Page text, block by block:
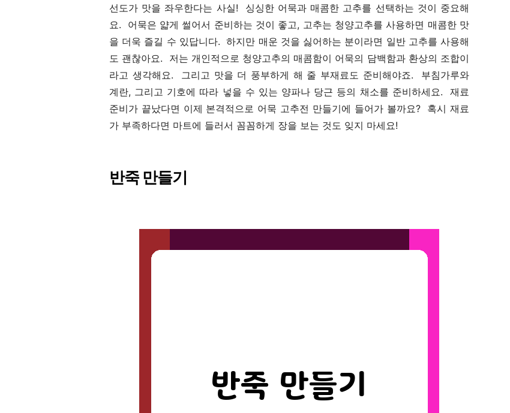
선도가 맛을 좌우한다는 사실! 싱싱한 어묵과 매콤한 고추를 선택하는 것이 중요해
요. 어묵은 얇게 썰어서 준비하는 것이 좋고, 고추는 청양고추를 사용하면 매콤한 맛
을 더욱 즐길 수 있답니다. 하지만 매운 것을 싫어하는 분이라면 일반 고추를 사용해
도 괜찮아요. 저는 개인적으로 청양고추의 매콤함이 어묵의 담백함과 환상의 조합이
라고 생각해요. 그리고 맛을 더 풍부하게 해 줄 부재료도 준비해야죠. 부침가루와
계란, 그리고 기호에 따라 넣을 수 있는 양파나 당근 등의 채소를 준비하세요. 재료
준비가 끝났다면 이제 본격적으로 어묵 고추전 만들기에 들어가 볼까요? 혹시 재료
가 부족하다면 마트에 들러서 꼼꼼하게 장을 보는 것도 잊지 마세요!
반죽 만들기